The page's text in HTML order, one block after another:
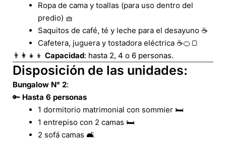
Ropa de cama y toallas (para uso dentro del
predio) 🧺
Saquitos de café, té y leche para el desayuno ☕
Cafetera, juguera y tostadora eléctrica ☕🍊🍞
👨‍👩‍👧‍👦 Capacidad: hasta 2, 4 o 6 personas.
Disposición de las unidades:
Bungalow N° 2:
🔑 Hasta 6 personas
1 dormitorio matrimonial con sommier 🛏️
1 entrepiso con 2 camas 🛏️
2 sofá camas 🛋️